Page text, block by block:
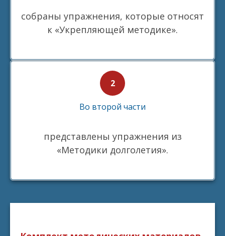
собраны упражнения, которые относят
к «Укрепляющей методике».
Во второй части
представлены упражнения из
«Методики долголетия».